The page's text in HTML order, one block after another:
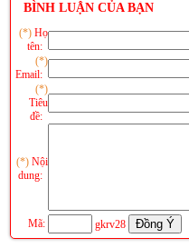
BÌNH LUẬN CỦA BẠN
(*) Họ
tên:
(*)
Email:
(*)
Tiêu
đề:
(*) Nội
dung:
Mã: gkrv28